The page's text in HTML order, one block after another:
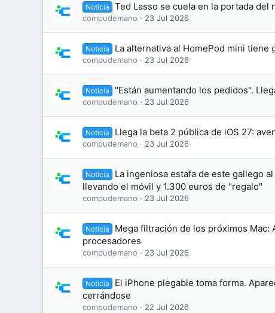
Noticia Ted Lasso se cuela en la portada del
compudemano 23 Jul 2026
Noticia La alternativa al HomePod mini
compudemano 23 Jul 2026
Noticia "Están aumentando los pedidos".
compudemano 23 Jul 2026
Noticia Llega la beta 2 pública de iOS 27:
compudemano 23 Jul 2026
Noticia
La ingeniosa estafa de este gallego
llevando el móvil y 1.300 euros de "regalo"
compudemano 23 Jul 2026
Noticia
Mega filtración de los próximos Mac:
procesadores
compudemano 23 Jul 2026
Noticia
El iPhone plegable toma forma.
cerrándose
compudemano 22 Jul 2026